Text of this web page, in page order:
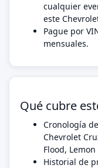
cualquier
este
Pague por
mensuales.
Qué cubre
Cronología
Chevrolet
Flood,
Historial de